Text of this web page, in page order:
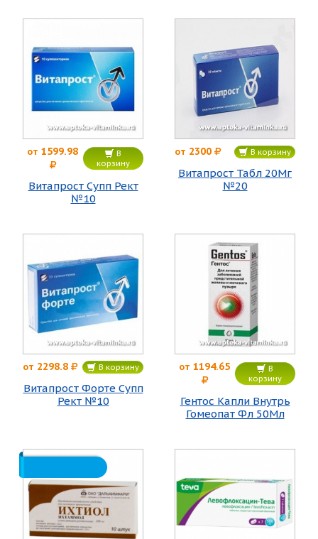
от 1599.98
В
корзину
Витапрост Супп Рект
№10
от 2300 В корзину
Витапрост Табл 20Мг
№20
от 2298.8 В корзину
Витапрост Форте Супп
Рект №10
от 1194.65
В
корзину
Гентос Капли Внутрь
Гомеопат Фл 50Мл